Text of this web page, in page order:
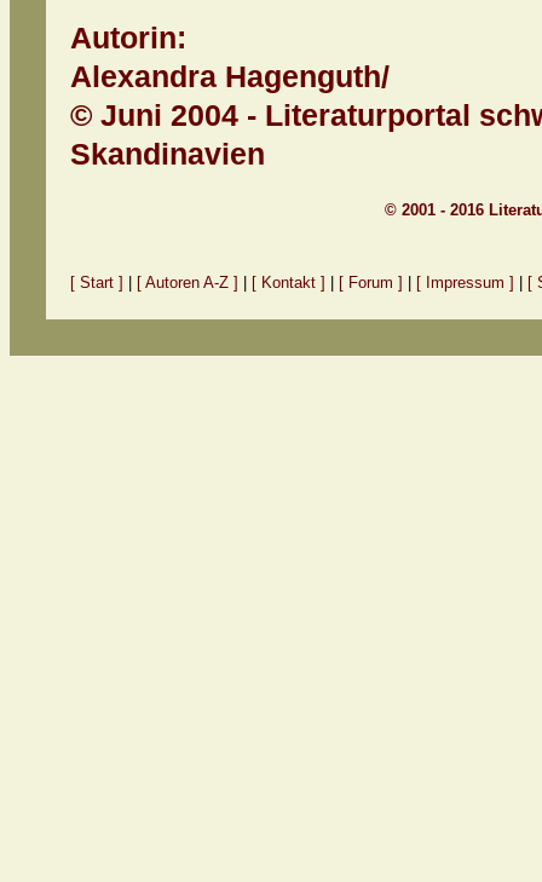
Autorin:
Alexandra Hagenguth/
© Juni 2004 - Literaturportal
Skandinavien
© 2001 - 2016
[ Start ] [ Autoren A-Z ] [ Kontakt ] [ Forum ] [ Impressum ] [